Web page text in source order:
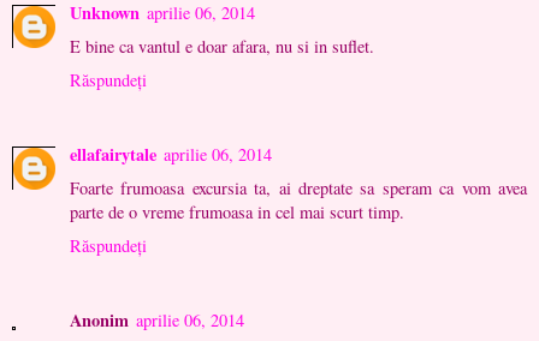
Unknown aprilie 06, 2014
E bine ca vantul e doar afara, nu si in suflet.
Răspundeți
ellafairytale aprilie 06, 2014
Foarte frumoasa excursia ta, ai dreptate sa speram ca vom avea
parte de o vreme frumoasa in cel mai scurt timp.
Răspundeți
Anonim aprilie 06, 2014